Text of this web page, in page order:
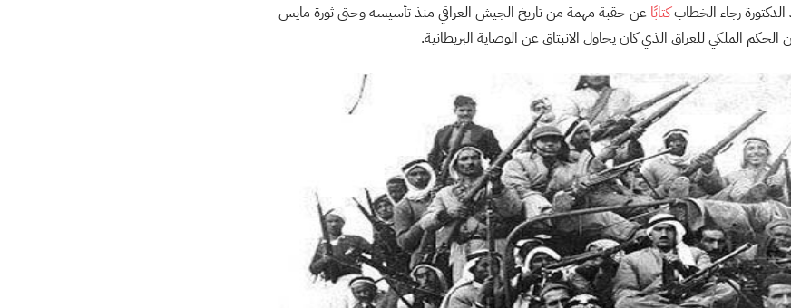
رجاء الخطابكتابًا عن حقبة مهمة من تاريخ الجيش العراقي منذ تأسيسه وحتى ثورة مايس